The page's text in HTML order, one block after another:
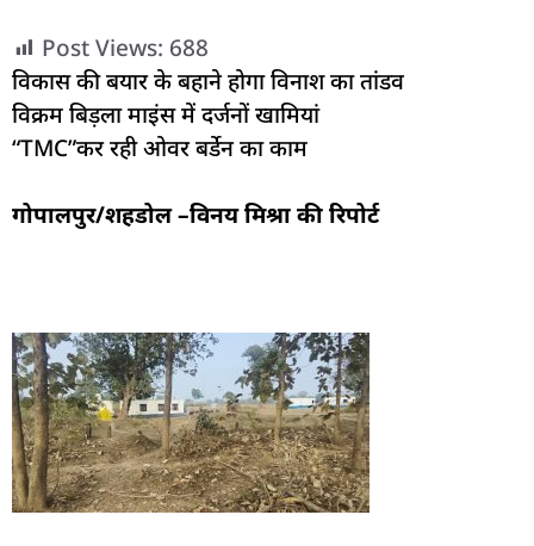
Post Views: 688
विकास की बयार के बहाने होगा विनाश का तांडव
विक्रम बिड़ला माइंस में दर्जनों खामियां
“TMC”कर रही ओवर बर्डेन का काम
गोपालपुर/शहडोल –विनय मिश्रा की रिपोर्ट